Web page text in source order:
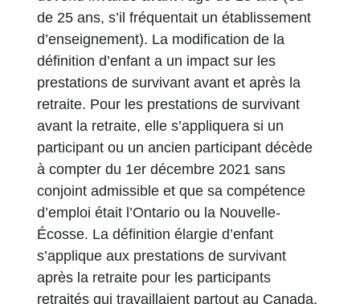
de 25 ans, s’il fréquentait un établissement
d’enseignement). La modification de la
définition d’enfant a un impact sur les
prestations de survivant avant et après la
retraite. Pour les prestations de survivant
avant la retraite, elle s’appliquera si un
participant ou un ancien participant décède
à compter du 1er décembre 2021 sans
conjoint admissible et que sa compétence
d’emploi était l’Ontario ou la Nouvelle-
Écosse. La définition élargie d’enfant
s’applique aux prestations de survivant
après la retraite pour les participants
retraités qui travaillaient partout au Canada.